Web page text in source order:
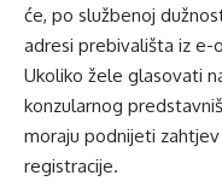
će, po službenoj
adresi prebivališta iz e-
Ukoliko žele glasovati
konzularnog
moraju podnijeti
registracije.